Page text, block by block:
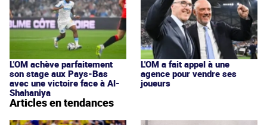
L'OM achève parfaitement
son stage aux Pays-Bas
avec une victoire face à Al-
Shahaniya
L'OM a fait appel à une
agence pour vendre ses
joueurs
Articles en tendances